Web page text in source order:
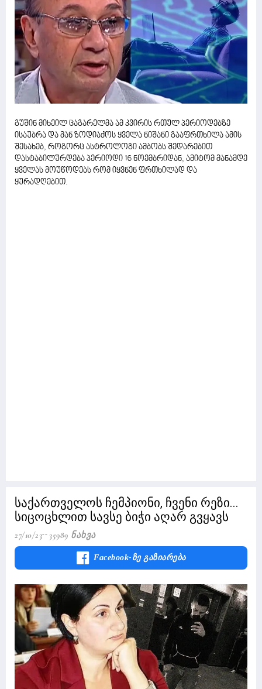
გუშინ მიხეილ ცაგარელმა ამ კვირის რთულ პერიოდებზე
ისაუბრა და მან ზოდიაქოს ყველა ნიშანი გააფრთხილა ამის
შესახებ, როგორც ასტროლოგი ამბობს შედარებით
დასტაბილურდება პერიოდი 16 ნოემბრიდან, ამიტომ მანამდე
ყველას მოუწოდებს რომ იყვნენ ფრთხილად და
ყურადღებით.
საქართველოს ჩემპიონი, ჩვენი რეზი...
სიცოცხლით სავსე ბიჭი აღარ გვყავს
27/10/23 35989 Ნახვა
Facebook-Ზე Გაზიარება